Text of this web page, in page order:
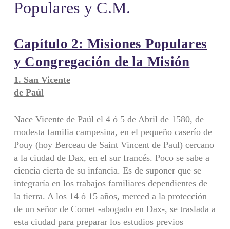
Populares y C.M.
Capítulo 2: Misiones Populares
y Congregación de la Misión
1. San Vicente
de Paúl
Nace Vicente de Paúl el 4 ó 5 de Abril de 1580, de
modesta familia campesina, en el pequeño caserío de
Pouy (hoy Berceau de Saint Vincent de Paul) cercano
a la ciudad de Dax, en el sur francés. Poco se sabe a
ciencia cierta de su infancia. Es de suponer que se
integraría en los trabajos familiares dependientes de
la tierra. A los 14 ó 15 años, merced a la protección
de un señor de Comet -abogado en Dax-, se traslada a
esta ciudad para preparar los estudios previos